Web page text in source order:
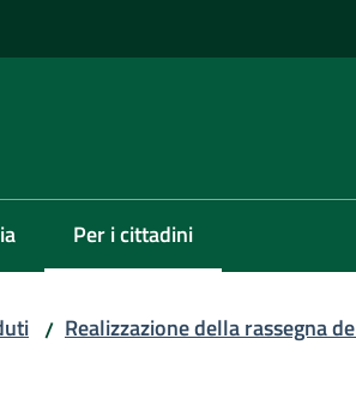
Per i cittadini
Menu selezionato
/ Realizzazione della rassegna